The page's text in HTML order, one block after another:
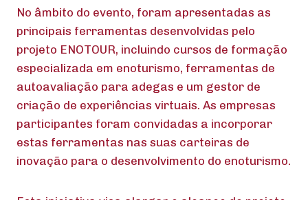
No âmbito do evento, foram apresentadas as
principais ferramentas desenvolvidas pelo
projeto ENOTOUR, incluindo cursos de formação
especializada em enoturismo, ferramentas de
autoavaliação para adegas e um gestor de
criação de experiências virtuais. As empresas
participantes foram convidadas a incorporar
estas ferramentas nas suas carteiras de
inovação para o desenvolvimento do enoturismo.